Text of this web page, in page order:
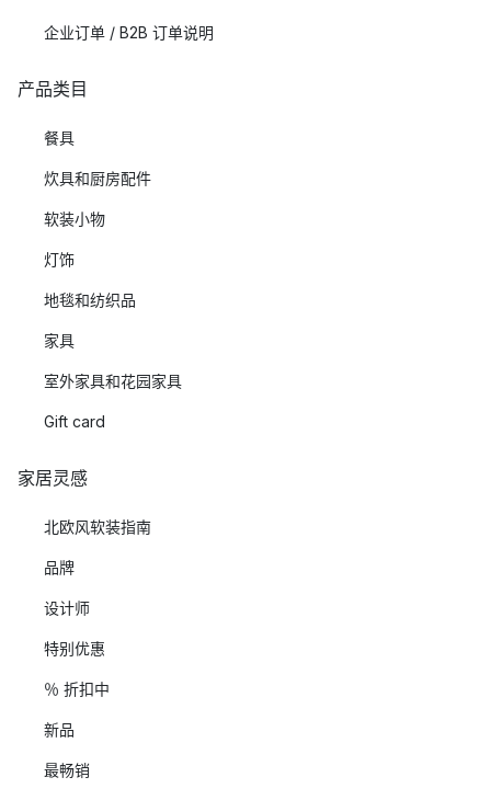
企业订单 / B2B 订单说明
产品类目
餐具
炊具和厨房配件
软装小物
灯饰
地毯和纺织品
家具
室外家具和花园家具
Gift card
家居灵感
北欧风软装指南
品牌
设计师
特别优惠
％ 折扣中
新品
最畅销